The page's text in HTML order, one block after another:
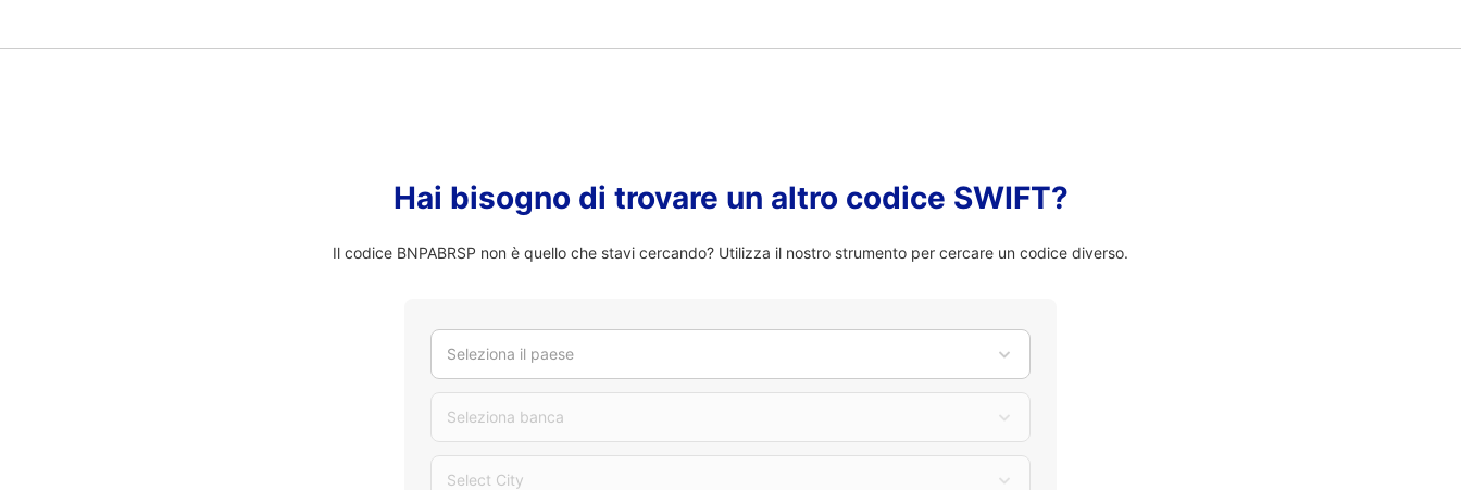
Hai bisogno di trovare un altro codice SWIFT?
Il codice BNPABRSP non è quello che stavi cercando? Utilizza il nostro strumento per cercare un codice diverso.
Seleziona il paese
Seleziona banca
Select City